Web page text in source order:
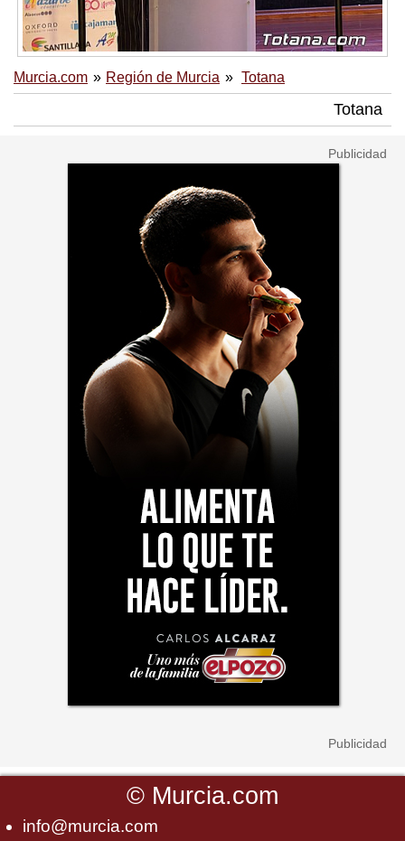
Murcia.com Región de Murcia Totana
Totana
© Murcia.com
info@murcia.com